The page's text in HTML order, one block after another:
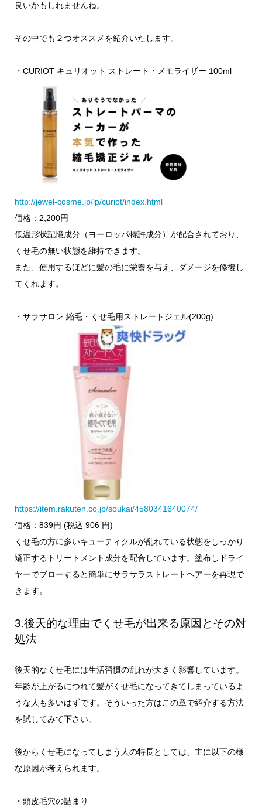
良いかもしれませんね。
その中でも２つオススメを紹介いたします。
・CURIOT キュリオット ストレート・メモライザー 100ml
http://jewel-cosme.jp/lp/curiot/index.html
価格：2,200円
低温形状記憶成分（ヨーロッパ特許成分）が配合されており、
くせ毛の無い状態を維持できます。
また、使用するほどに髪の毛に栄養を与え、ダメージを修復し
てくれます。
・サラサロン 縮毛・くせ毛用ストレートジェル(200g)
https://item.rakuten.co.jp/soukai/4580341640074/
価格：839円 (税込 906 円)
くせ毛の方に多いキューティクルが乱れている状態をしっかり
矯正するトリートメント成分を配合しています。塗布しドライ
ヤーでブローすると簡単にサラサラストレートヘアーを再現で
きます。
3.後天的な理由でくせ毛が出来る原因とその対
処法
後天的なくせ毛には生活習慣の乱れが大きく影響しています。
年齢が上がるにつれて髪がくせ毛になってきてしまっているよ
うな人も多いはずです。そういった方はこの章で紹介する方法
を試してみて下さい。
後からくせ毛になってしまう人の特長としては、主に以下の様
な原因が考えられます。
・頭皮毛穴の詰まり